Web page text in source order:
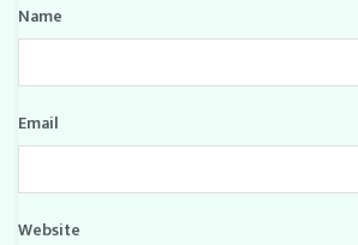
Name
Email
Website